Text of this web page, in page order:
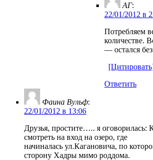
АГ:
22/01/2012 в
Потребляем
количестве.
— остался
Ответить
Фаина Вульф:
22/01/2012 в 13:06
Друзья, простите….. я оговорилась:
смотреть на вход на озеро, где
начиналась ул.Кагановича, по
сторону Хадры мимо роддома.